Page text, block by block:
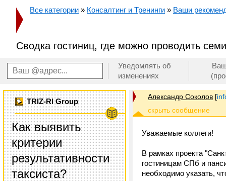
Все категории » Консалтинг и Тренинги » Ваши
Сводка гостиниц, где можно проводить
Уведомлять об
изменениях
TRIZ-RI Group
Как выявить
критерии
результативности
таксиста?
Александр Соколов [
Уважаемые коллеги!
В рамках проекта
гостиницам СПб и
необходимо указать,